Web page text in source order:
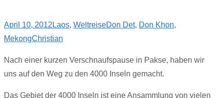
April 10, 2012 Laos, WeltreiseDon Det, Don Khon,
MekongChristian
Nach einer kurzen Verschnaufspause in Pakse, haben wir
uns auf den Weg zu den 4000 Inseln gemacht.
Das Gebiet der 4000 Inseln ist eine Ansammlung von vielen